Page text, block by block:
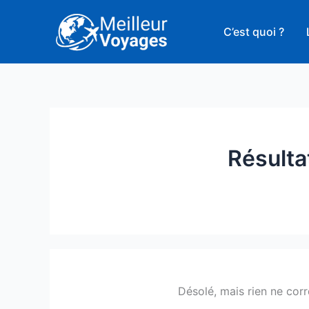
C’est quoi ?
Désolé, mais rien ne